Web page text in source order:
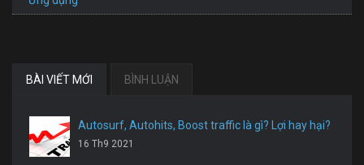
BÀI VIẾT MỚI BÌNH LUẬN
Autosurf, Autohits, Boost traffic là gì? Lợi hay hại?
16 Th9 2021